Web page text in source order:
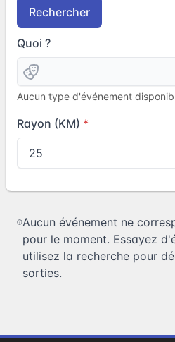
Rechercher
Quoi ?
Aucun type d'événement
Rayon (KM)
Aucun événement ne
pour le moment. Essayez
utilisez la recherche pour
sorties.